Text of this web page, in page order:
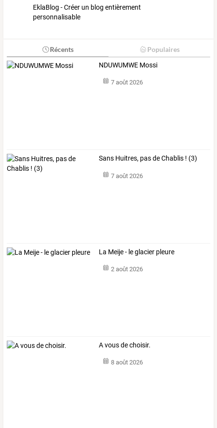
EklaBlog - Créer un blog entièrement
personnalisable
Récents Populaires
NDUWUMWE Mossi
7 août 2026
Sans Huitres, pas de Chablis ! (3)
7 août 2026
La Meije - le glacier pleure
2 août 2026
A vous de choisir.
8 août 2026